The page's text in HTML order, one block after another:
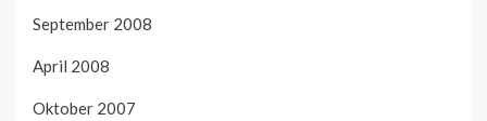
September 2008
April 2008
Oktober 2007